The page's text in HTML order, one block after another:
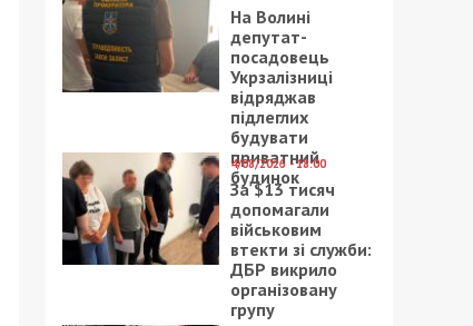
На Волині
депутат-
посадовець
Укрзалізниці
відряджав
підлеглих
будувати
приватний
будинок
4/08/2026 - 18:00
За $13 тисяч
допомагали
військовим
втекти зі служби:
ДБР викрило
організовану
групу